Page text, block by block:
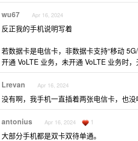
wu67 Apr 16, 2024
反正我的手机说明写着
若数据卡是电信卡，非数据卡支持“移动
开通 VoLTE 业务，未开通 VoLTE 业务时，
Lrevan Apr 16, 2024
没有啊，我手机一直插着两张电信卡，也
antonius Apr 16, 2024 1
大部分手机都是双卡双待单通。